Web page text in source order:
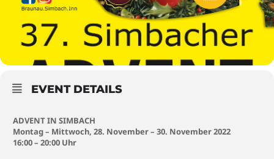
EVENT DETAILS
ADVENT IN SIMBACH
Montag – Mittwoch, 28. November – 30. November 2022
16:00 – 20:00 Uhr